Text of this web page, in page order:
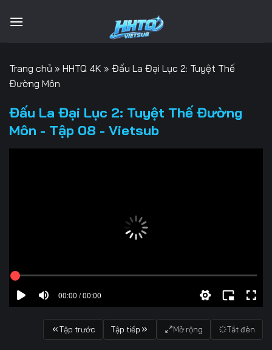
qua
Trang chủ » HHTQ 4K » Đấu La Đại Lục 2: Tuyệt Thế
Đường Môn
Đấu La Đại Lục 2: Tuyệt Thế Đường
Môn - Tập 08 - Vietsub
00:00 / 00:00
Tập trước Tập tiếp Mở rộng Tắt đèn